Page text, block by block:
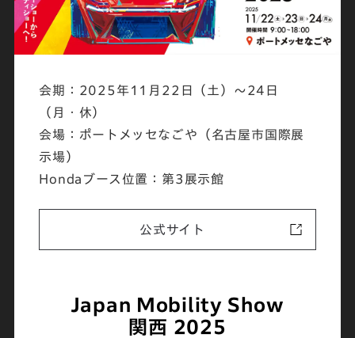
会期：2025年11月22日（土）～24日
（月・休）
会場：ポートメッセなごや（名古屋市国際展
示場）
Hondaブース位置：第3展示館
公式サイト
Japan Mobility Show
関西 2025